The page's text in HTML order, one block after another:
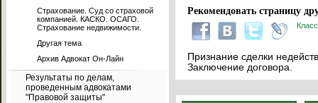
Страхование. Суд со страховой
компанией. КАСКО. ОСАГО.
Страхование недвижимости.
Другая тема
Архив Адвокат Он-Лайн
Результаты по делам,
проведенным адвокатами
"Правовой защиты"
Рекомендовать страницу
Признание сделки
Заключение договора.